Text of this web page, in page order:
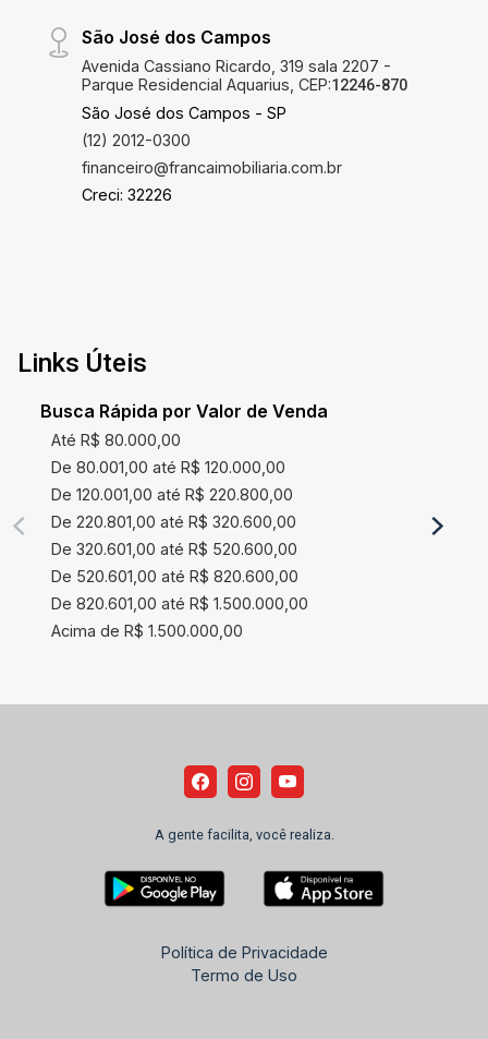
São José dos Campos
Avenida Cassiano Ricardo, 319 sala 2207 -
Parque Residencial Aquarius, CEP:12246-870
São José dos Campos - SP
(12) 2012-0300
financeiro@francaimobiliaria.com.br
Creci: 32226
Links Úteis
Busca Rápida por Valor de Venda
Até R$ 80.000,00
De 80.001,00 até R$ 120.000,00
De 120.001,00 até R$ 220.800,00
De 220.801,00 até R$ 320.600,00
De 320.601,00 até R$ 520.600,00
De 520.601,00 até R$ 820.600,00
De 820.601,00 até R$ 1.500.000,00
Acima de R$ 1.500.000,00
A gente facilita, você realiza.
Política de Privacidade
Termo de Uso